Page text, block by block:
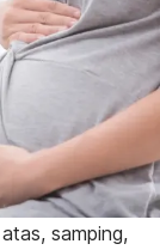
samping,